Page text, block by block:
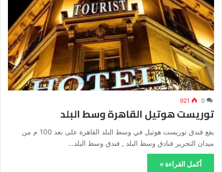
0
921
توريست هوتيل القاهرة وسط البلد
يقع فندق توريست هوتيل في وسط البلد القاهرة على بعد 100 م من
ميدان التحرير فنادق وسط البلد , فندق وسط البلد…
أكمل القراءة »